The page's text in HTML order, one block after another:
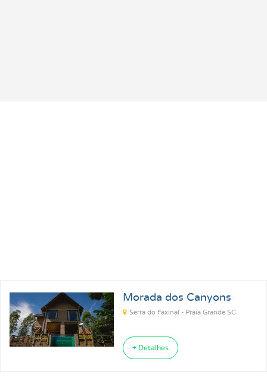
Pousadas em Florianópolis SC
Pousadas em Ilhabela SP
Pousadas em Praia Grande SP
Pousadas em Paraty RJ
Morada dos Canyons
Serra do Faxinal - Praia Grande SC
+ Detalhes